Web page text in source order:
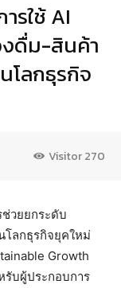
รใช้ AI
งดื่ม-สินค้า
โลกธุรกิจ
Visitor270
วยยกระดับ
โลกธุรกิจยุคใหม่
Growth
รับผู้ประกอบการ